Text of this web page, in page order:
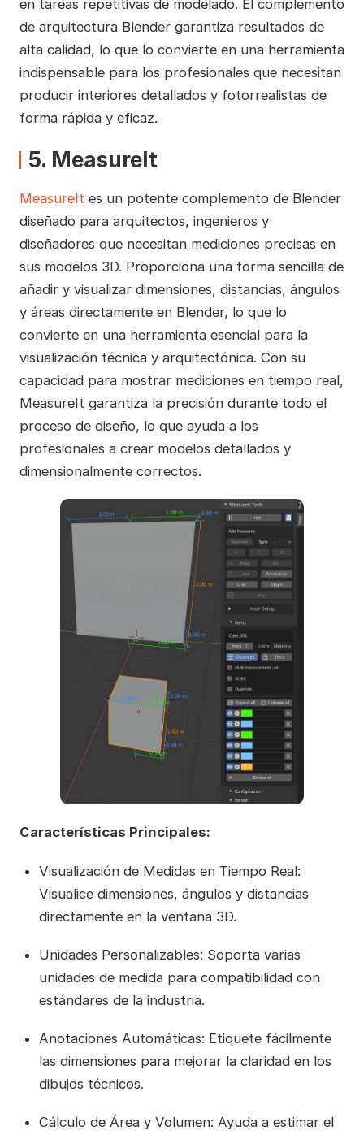
en tareas repetitivas de modelado. El complemento
de arquitectura Blender garantiza resultados de
alta calidad, lo que lo convierte en una herramienta
indispensable para los profesionales que necesitan
producir interiores detallados y fotorrealistas de
forma rápida y eficaz.
5. MeasureIt
MeasureItes un potente complemento de Blender
diseñado para arquitectos, ingenieros y
diseñadores que necesitan mediciones precisas en
sus modelos 3D. Proporciona una forma sencilla de
añadir y visualizar dimensiones, distancias, ángulos
y áreas directamente en Blender, lo que lo
convierte en una herramienta esencial para la
visualización técnica y arquitectónica. Con su
capacidad para mostrar mediciones en tiempo real,
MeasureIt garantiza la precisión durante todo el
proceso de diseño, lo que ayuda a los
profesionales a crear modelos detallados y
dimensionalmente correctos.
Características Principales:
Visualización de Medidas en Tiempo Real:
Visualice dimensiones, ángulos y distancias
directamente en la ventana 3D.
Unidades Personalizables: Soporta varias
unidades de medida para compatibilidad con
estándares de la industria.
Anotaciones Automáticas: Etiquete fácilmente
las dimensiones para mejorar la claridad en los
dibujos técnicos.
Cálculo de Área y Volumen: Ayuda a estimar el